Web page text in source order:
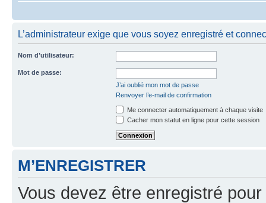
L’administrateur exige que vous soyez enregistré et
Nom d’utilisateur:
Mot de passe:
J’ai oublié mon mot de passe
Renvoyer l’e-mail de confirmation
Me connecter automatiquement à chaque visite
Cacher mon statut en ligne pour cette session
M’ENREGISTRER
Vous devez être enregistré